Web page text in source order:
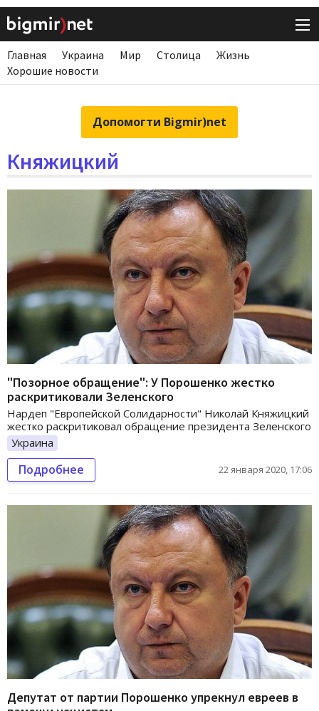
Главная Украина Мир Столица
Жизнь
Хорошие новости
Допомогти Bigmir)net
Княжицкий
"Позорное обращение": У Порошенко жестко
раскритиковали Зеленского
Нардеп "Европейской Солидарности" Николай Княжицкий
жестко раскритиковал обращение президента Зеленского
Украина
Подробнее 22 января 2020, 17:06
Депутат от партии Порошенко упрекнул евреев в